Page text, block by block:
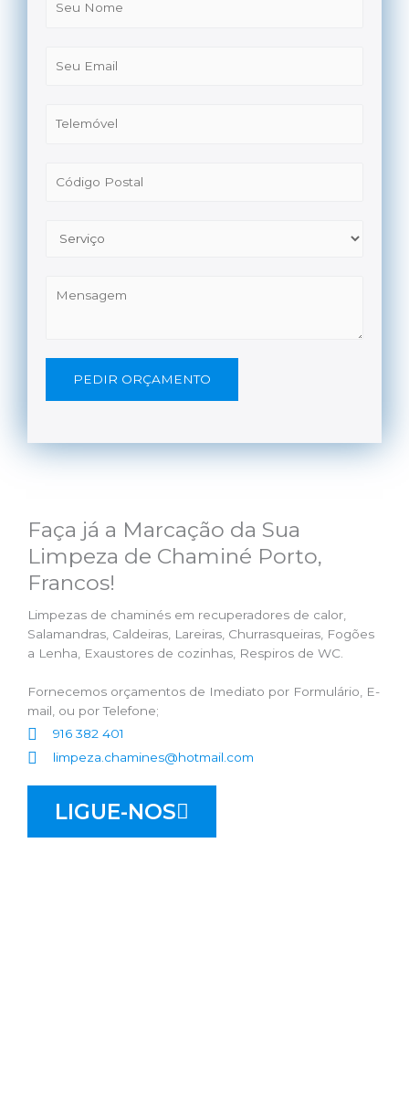
PEDIR ORÇAMENTO
Faça já a Marcação da Sua
Limpeza de Chaminé Porto,
Francos!
Limpezas de chaminés em recuperadores de calor,
Salamandras, Caldeiras, Lareiras, Churrasqueiras, Fogões
a Lenha, Exaustores de cozinhas, Respiros de WC.
Fornecemos orçamentos de Imediato por Formulário, E-
mail, ou por Telefone;
916 382 401
limpeza.chamines@hotmail.com
LIGUE-NOS